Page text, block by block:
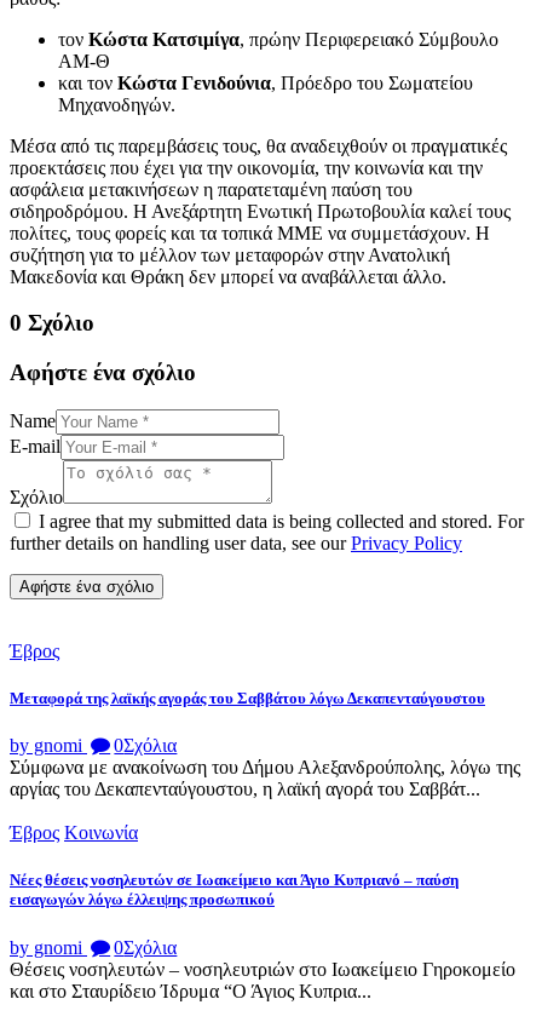
τον Κώστα Κατσιμίγα, πρώην Περιφερειακό Σύμβουλο
ΑΜ-Θ
και τον Κώστα Γενιδούνια, Πρόεδρο του Σωματείου
Μηχανοδηγών.
Μέσα από τις παρεμβάσεις τους, θα αναδειχθούν οι πραγματικές
προεκτάσεις που έχει για την οικονομία, την κοινωνία και την
ασφάλεια μετακινήσεων η παρατεταμένη παύση του
σιδηροδρόμου. Η Ανεξάρτητη Ενωτική Πρωτοβουλία καλεί τους
πολίτες, τους φορείς και τα τοπικά ΜΜΕ να συμμετάσχουν. Η
συζήτηση για το μέλλον των μεταφορών στην Ανατολική
Μακεδονία και Θράκη δεν μπορεί να αναβάλλεται άλλο.
0 Σχόλιο
Αφήστε ένα σχόλιο
Name
E-mail
Σχόλιο
I agree that my submitted data is being collected and stored. For
further details on handling user data, see ourPrivacy Policy
Έβρος
Μεταφορά της λαϊκής αγοράς του Σαββάτου λόγω Δεκαπενταύγουστου
by gnomi 0Σχόλια
Σύμφωνα με ανακοίνωση του Δήμου Αλεξανδρούπολης, λόγω της
αργίας του Δεκαπενταύγουστου, η λαϊκή αγορά του Σαββάτ...
Έβρος Κοινωνία
Νέες θέσεις νοσηλευτών σε Ιωακείμειο και Άγιο Κυπριανό – παύση
εισαγωγών λόγω έλλειψης προσωπικού
by gnomi 0Σχόλια
Θέσεις νοσηλευτών – νοσηλευτριών στο Ιωακείμειο Γηροκομείο
και στο Σταυρίδειο Ίδρυμα “Ο Άγιος Κυπρια...